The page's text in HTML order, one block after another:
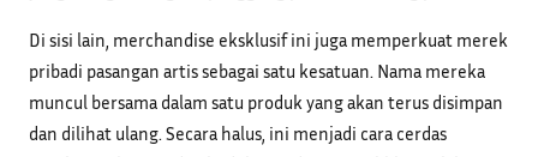
Di sisi lain, merchandise eksklusif ini juga memperkuat merek
pribadi pasangan artis sebagai satu kesatuan. Nama mereka
muncul bersama dalam satu produk yang akan terus disimpan
dan dilihat ulang. Secara halus, ini menjadi cara cerdas